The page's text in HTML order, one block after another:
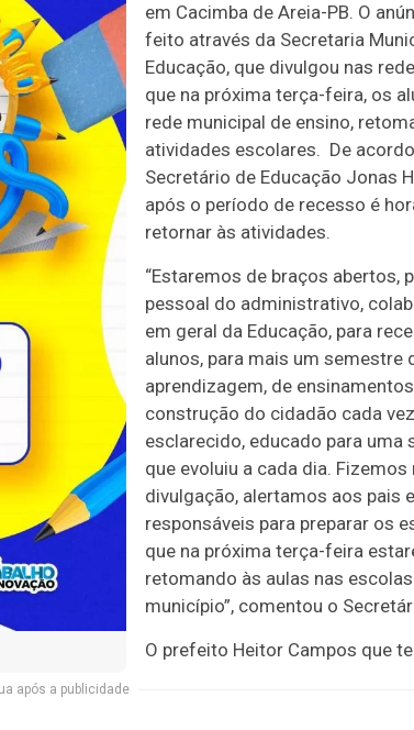
em Cacimba de Areia-PB. O
feito através da Secretaria
Educação, que divulgou nas
que na próxima terça-feira, os
rede municipal de ensino,
atividades escolares. De
Secretário de Educação Jonas
após o período de recesso é
retornar às atividades.
após a publicidade
“Estaremos de braços abertos,
pessoal do administrativo,
em geral da Educação, para
alunos, para mais um semestre
aprendizagem, de
construção do cidadão cada
esclarecido, educado para uma
que evoluiu a cada dia. Fizemos
divulgação, alertamos aos pais
responsáveis para preparar os
que na próxima terça-feira
retomando às aulas nas
município”, comentou o
O prefeito Heitor Campos que